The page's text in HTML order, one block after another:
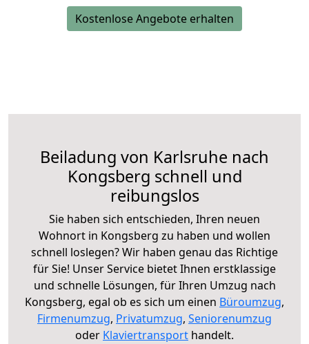
Kostenlose Angebote erhalten
Beiladung von Karlsruhe nach
Kongsberg schnell und
reibungslos
Sie haben sich entschieden, Ihren neuen
Wohnort in Kongsberg zu haben und wollen
schnell loslegen? Wir haben genau das Richtige
für Sie! Unser Service bietet Ihnen erstklassige
und schnelle Lösungen, für Ihren Umzug nach
Kongsberg, egal ob es sich um einen Büroumzug,
Firmenumzug, Privatumzug, Seniorenumzug
oder Klaviertransport handelt.